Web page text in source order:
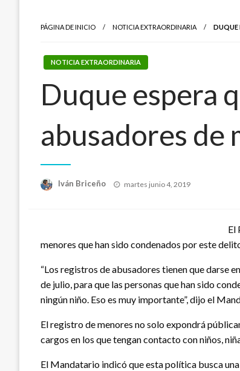
PÁGINA DE INICIO NOTICIA EXTRAORDINARIA DUQUE
NOTICIA EXTRAORDINARIA
Duque espera
abusadores de
Iván Briceño
Publicado
martes junio 4, 2019
El
menores que han sido condenados por este
“Los registros de abusadores tienen que darse
de julio, para que las personas que han sido
ningún niño. Eso es muy importante”, dijo el
El registro de menores no solo expondrá
cargos en los que tengan contacto con niños,
El Mandatario indicó que esta política busca